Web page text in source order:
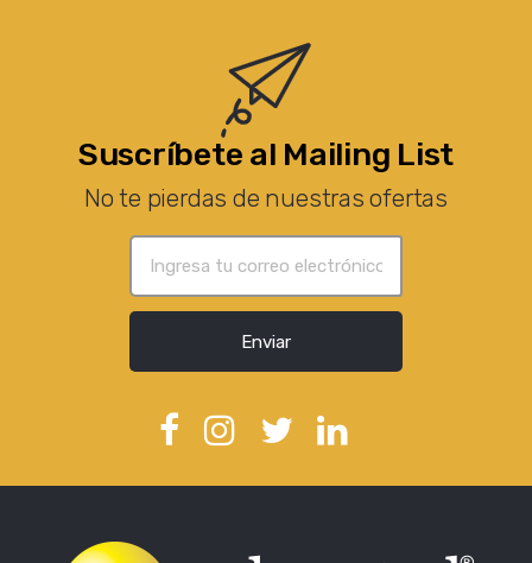
Suscríbete al Mailing List
No te pierdas de nuestras ofertas
Enviar